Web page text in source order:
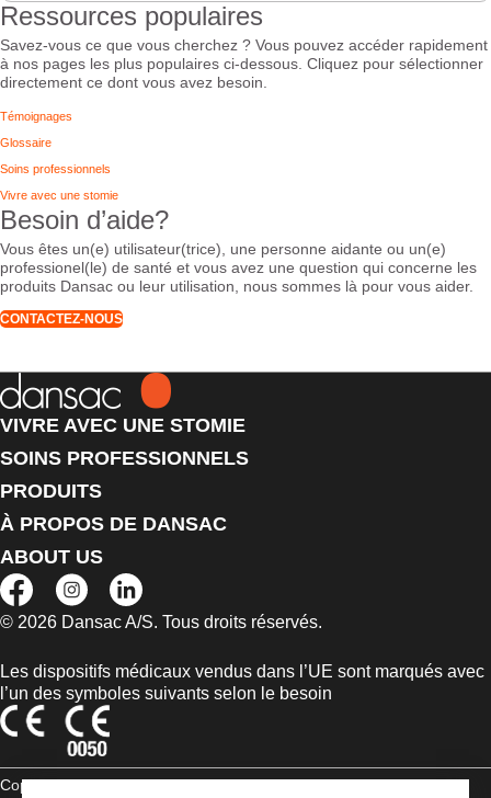
Ressources populaires
Savez-vous ce que vous cherchez ? Vous pouvez accéder rapidement
à nos pages les plus populaires ci-dessous. Cliquez pour sélectionner
directement ce dont vous avez besoin.
Témoignages
Glossaire
Soins professionnels
Vivre avec une stomie
Besoin d’aide?
Vous êtes un(e) utilisateur(trice), une personne aidante ou un(e)
professionel(le) de santé et vous avez une question qui concerne les
produits Dansac ou leur utilisation, nous sommes là pour vous aider.
CONTACTEZ-NOUS
VIVRE AVEC UNE STOMIE
SOINS PROFESSIONNELS
PRODUITS
À PROPOS DE DANSAC
ABOUT US
© 2026 Dansac A/S. Tous droits réservés.
Les dispositifs médicaux vendus dans l’UE sont marqués avec
l’un des symboles suivants selon le besoin
Copyright Statement Déclaration de conformité aux règles